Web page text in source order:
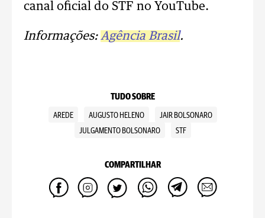
canal oficial do STF no YouTube.
Informações: Agência Brasil.
TUDO SOBRE
AREDE AUGUSTO HELENO
JAIR BOLSONARO
JULGAMENTO BOLSONARO
STF
COMPARTILHAR